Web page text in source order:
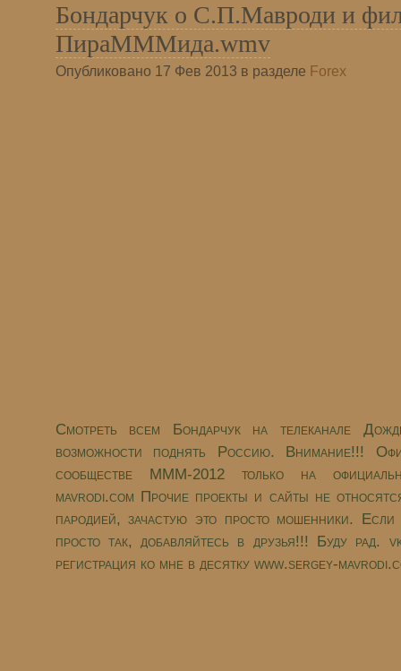
Бондарчук о С.П.Мавроди и
ПираМММида.wmv
Опубликовано 17 Фев 2013 в разделе Forex
Смотреть всем Бондарчук на телеканале
возможности поднять Россию. Внимание!!!
сообществе МММ-2012 только на
mavrodi.com Прочие проекты и сайты не
пародией, зачастую это просто мошенники.
просто так, добавляйтесь в друзья!!! Буду рад.
регистрация ко мне в десятку www.sergey-